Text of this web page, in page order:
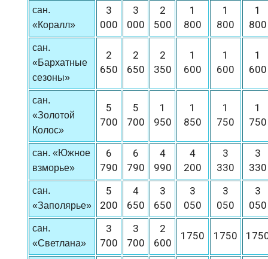
сан.
«Коралл»
3
000
3
000
2
500
1
800
1
800
1
800
сан.
«Бархатные
сезоны»
2
650
2
650
2
350
1
600
1
600
1
600
сан.
«Золотой
Колос»
5
700
5
700
1
950
1
850
1
750
1
750
сан. «Южное
взморье»
6
790
6
790
4
990
4
200
3
330
3
330
сан.
«Заполярье»
5
200
4
650
3
650
3
050
3
050
3
050
сан.
«Светлана»
3
700
3
700
2
600
1750 1750